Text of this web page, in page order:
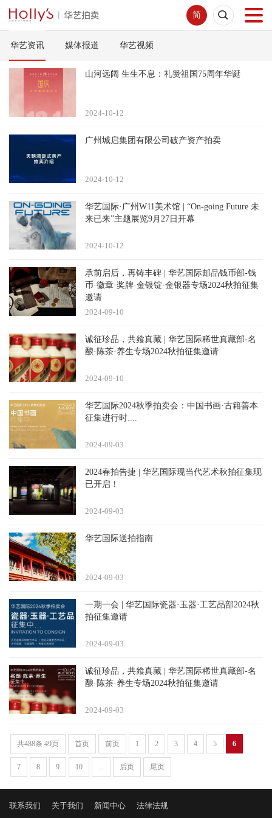
简
首页
拍卖预展
线下拍卖
网络拍卖
新闻中心
华艺资讯 媒体报道 华艺视频
山河远阔 生生不息：礼赞祖国75周年华诞
12
2024-10
广州城启集团有限公司破产资产拍卖
12
2024-10
华艺国际·广州W11美术馆 | “On-going Future 未
来已来”主题展览9月27日开幕
12
2024-10
承前启后，再铸丰碑 | 华艺国际邮品钱币部-钱
币·徽章·奖牌·金银锭·金银器专场2024秋拍征集
邀请
10
2024-09
诚征珍品，共飨真藏 | 华艺国际稀世真藏部-名
酿·陈茶·养生专场2024秋拍征集邀请
10
2024-09
华艺国际2024秋季拍卖会：中国书画·古籍善本
征集进行时....
03
2024-09
2024春拍告捷 | 华艺国际现当代艺术秋拍征集现
已开启！
03
2024-09
华艺国际送拍指南
03
2024-09
一期一会 | 华艺国际瓷器·玉器·工艺品部2024秋
拍征集邀请
03
2024-09
诚征珍品，共飨真藏 | 华艺国际稀世真藏部-名
酿·陈茶·养生专场2024秋拍征集邀请
03
2024-09
共488条 49页 首页 前页 1 2 3 4 5 6
7 8 9 10 ... 后页 尾页
联系我们 关于我们 新闻中心 法律法规